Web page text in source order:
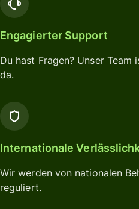
Engagierter Support
Du hast Fragen? Unser
da.
Internationale
Wir werden von nationalen
reguliert.